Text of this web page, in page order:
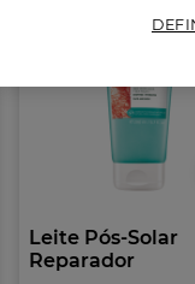
Tubo
Leite Pós-Solar
Reparador